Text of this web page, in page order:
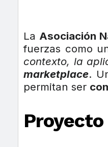
La Asociación
fuerzas como
contexto, la
marketplace.
permitan ser
Proyecto